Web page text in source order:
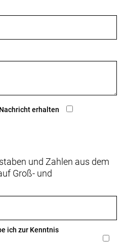
R7120, 12fach //
Scheibenbremse
Scheibenaufnahme,
Scheibenbremse
Scheibenaufnahme,
Case Lite, Tubeless-
erhalten
und Zahlen aus dem
Groß- und
ich zur Kenntnis